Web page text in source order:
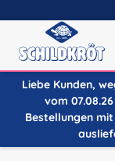
Liebe Kunden,
vom
Bestellungen